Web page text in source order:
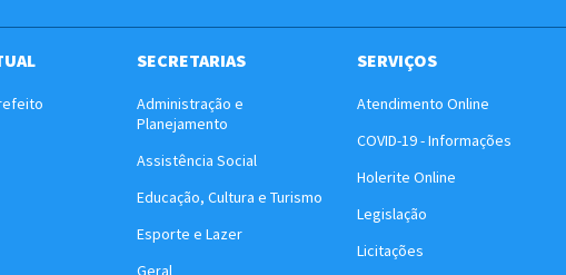
SECRETARIAS
Administração e
Planejamento
Assistência Social
Educação, Cultura e Turismo
Esporte e Lazer
Geral
SERVIÇOS
Atendimento Online
COVID-19 - Informações
Holerite Online
Legislação
Licitações